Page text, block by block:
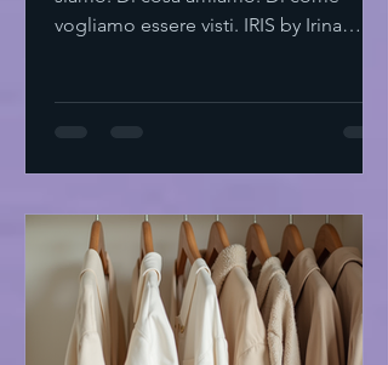
vogliamo essere visti. IRIS by Irina
unicità. L'essenza degli abiti di alta
È arte. È precisione. È passione. I
materiali sono scelti con cura. Le linee
sono pulite. Il design è essenziale.
Ogni dettaglio conta